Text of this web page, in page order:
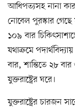
আধিপত্যসহ নানা
নোবেল পুরস্কার গেছে
১০৯ বার
যথাক্রমে
বার, শান্তিতে ২৮
যুক্তরাষ্ট্রের ঘরে।
যুক্তরাষ্ট্রের চারজন